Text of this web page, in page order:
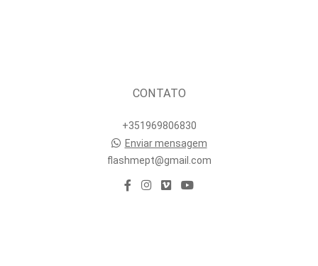
CONTATO
+351969806830
Enviar mensagem
flashmept@gmail.com